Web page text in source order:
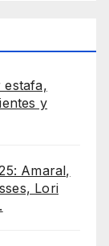
estafa,
y
Amaral,
Lori